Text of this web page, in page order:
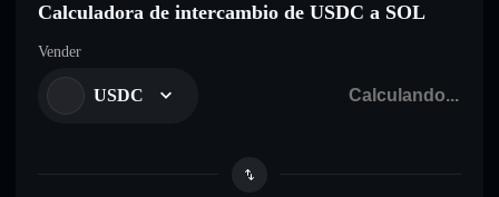
Calculadora de intercambio de USDC a SOL
Vender
USDC